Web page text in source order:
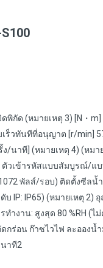
กัด (หมายเหตุ 3) [N・m]
ร็วทันทีที่อนุญาต [r/min]
/นาที] (หมายเหตุ 4) (หม
วเข้ารหัสแบบสัมบูรณ์/แ
พัลส์/รอบ) ติดตั้งซีล
IP65) (หมายเหตุ 2) อุ
ำงาน: สูงสุด 80 %RH (ไ
ร่อน ก๊าซไวไฟ ละอองน้
าที2